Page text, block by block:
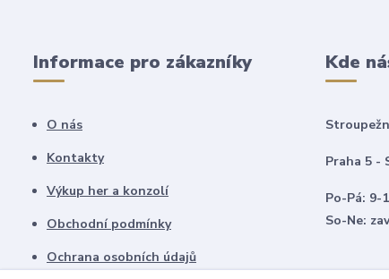
Informace pro zákazníky
O nás
Kontakty
Výkup her a konzolí
Obchodní podmínky
Ochrana osobních údajů
Kde
Praha 5 -
Po-Pá: 9-
So-Ne: